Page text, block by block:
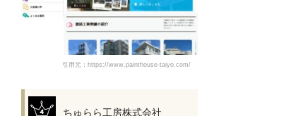
引用元：https://www.painthouse-taiyo.com/
ちゅらら工房株式会社